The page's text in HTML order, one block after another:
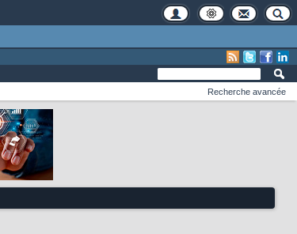
Recherche avancée